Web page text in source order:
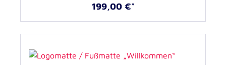
199,00 €*